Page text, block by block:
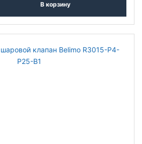
В корзину